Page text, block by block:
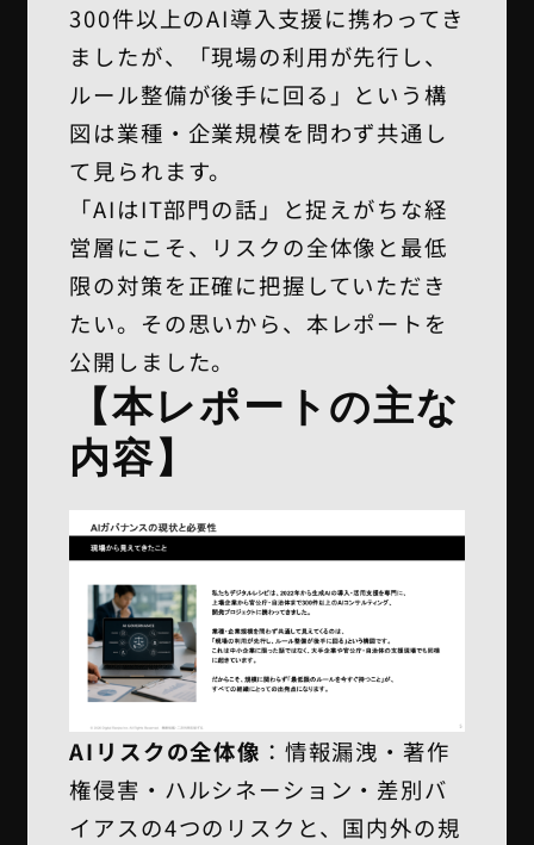
300件以上のAI導入支援に携わってき
ましたが、「現場の利用が先行し、
ルール整備が後手に回る」という構
図は業種・企業規模を問わず共通し
て見られます。
「AIはIT部門の話」と捉えがちな経
営層にこそ、リスクの全体像と最低
限の対策を正確に把握していただき
たい。その思いから、本レポートを
公開しました。
【本レポートの主な
内容】
AIリスクの全体像 ：情報漏洩・著作
権侵害・ハルシネーション・差別バ
イアスの4つのリスクと、国内外の規